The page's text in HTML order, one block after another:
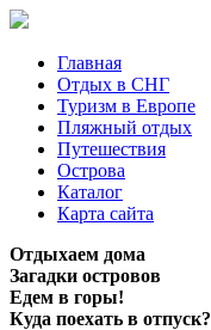
Главная
Отдых в СНГ
Туризм в Европе
Пляжный отдых
Путешествия
Острова
Каталог
Карта сайта
Отдыхаем дома
Загадки островов
Едем в горы!
Куда поехать в отпуск?